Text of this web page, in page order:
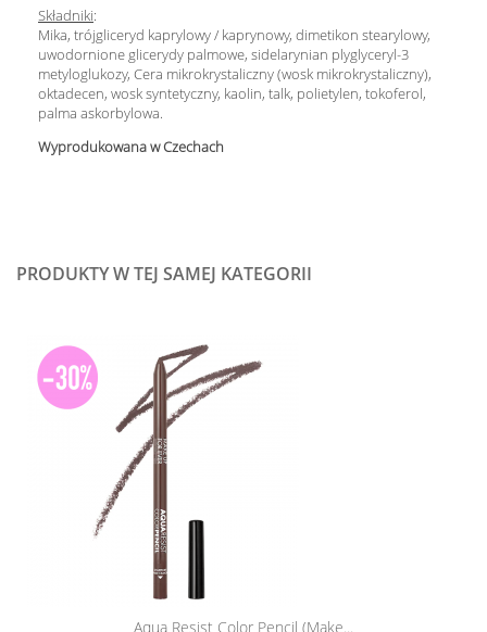
Składniki:
Mika, trójgliceryd kaprylowy / kaprynowy, dimetikon stearylowy,
uwodornione glicerydy palmowe, sidelarynian plyglyceryl-3
metyloglukozy, Cera mikrokrystaliczny (wosk mikrokrystaliczny),
oktadecen, wosk syntetyczny, kaolin, talk, polietylen, tokoferol,
palma askorbylowa.
Wyprodukowana w Czechach
PRODUKTY W TEJ SAMEJ KATEGORII
Aqua Resist Color Pencil (Make...